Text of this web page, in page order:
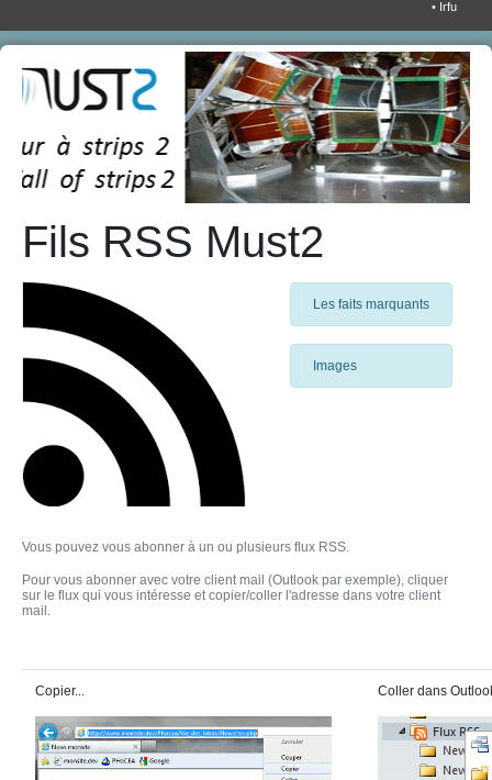
• Irfu
Fils RSS Must2
Les faits marquants
Images
Vous pouvez vous abonner à un ou plusieurs flux RSS.
Pour vous abonner avec votre client mail (Outlook par exemple), cliquer
sur le flux qui vous intéresse et copier/coller l'adresse dans votre client
mail.
Copier... Coller dans